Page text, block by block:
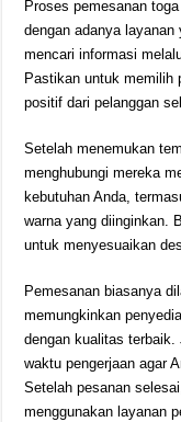
Proses pemesanan
dengan adanya
mencari informasi
Pastikan untuk memilih
positif dari pelanggan
Setelah menemukan
menghubungi mereka
kebutuhan Anda,
warna yang diinginkan.
untuk menyesuaikan
Pemesanan biasanya
memungkinkan
dengan kualitas
waktu pengerjaan agar
Setelah pesanan
menggunakan layanan